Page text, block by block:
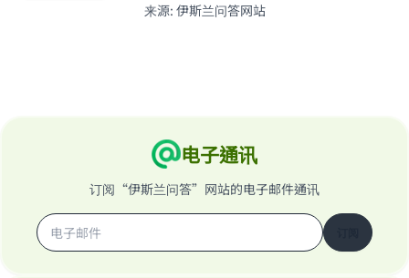
来源: 伊斯兰问答网站
电子通讯
订阅“伊斯兰问答”网站的电子邮件通讯